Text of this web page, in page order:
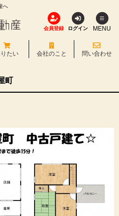
へ
会員登録 ログイン MENU
たい 会社のこと 問い合わせ
町